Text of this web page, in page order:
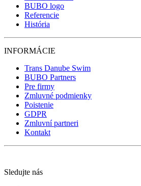
BUBO logo
Referencie
História
INFORMÁCIE
Trans Danube Swim
BUBO Partners
Pre firmy
Zmluvné podmienky
Poistenie
GDPR
Zmluvní partneri
Kontakt
Sledujte nás